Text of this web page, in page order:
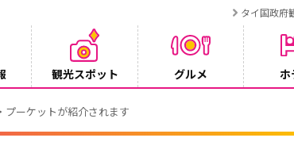
タイ国政府
観光スポット グルメ ホ
プーケットが紹介されます